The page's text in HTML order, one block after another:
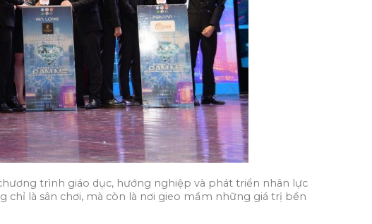
trình giáo dục, hướng nghiệp và phát triển nhân lực
là sân chơi, mà còn là nơi gieo mầm những giá trị bền